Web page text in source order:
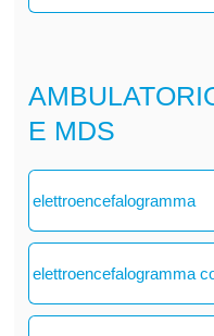
E MDS
elettroencefalogramma
elettroencefalogramma